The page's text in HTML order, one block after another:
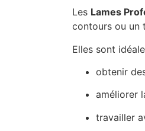
Les Lames
contours ou un
Elles sont
obtenir
améliorer
travailler